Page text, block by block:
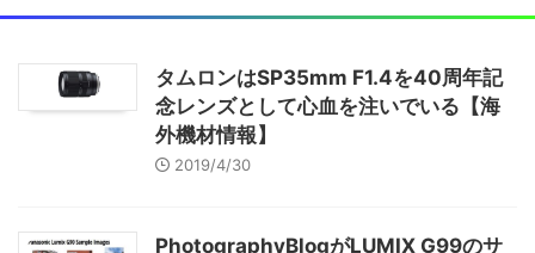
タムロンはSP35mm F1.4を40周年記
念レンズとして心血を注いでいる【海
外機材情報】
2019/4/30
PhotographyBlogがLUMIX G99のサ